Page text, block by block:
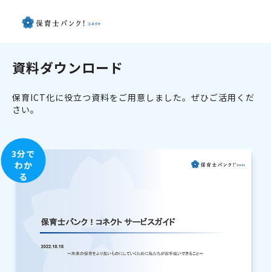
資料ダウンロード
保育ICT化に役立つ資料をご用意しました。ぜひご活用くだ
さい。
3分で
わか
る